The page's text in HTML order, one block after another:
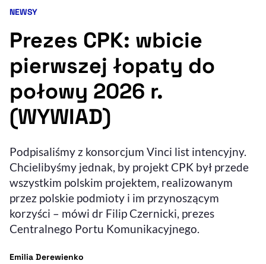
Ułatwienia dostępności wspierają:
Sprawdź, jak i dlaczego zwiększamy dostępność , otwiera się w nowym
Deklaracja dostępności, otwiera się w nowym oknie
Zgłoś problem
Kategoria artykułu:
NEWSY
Prezes CPK: wbicie
pierwszej łopaty do
połowy 2026 r.
(WYWIAD)
Podpisaliśmy z konsorcjum Vinci list intencyjny.
Chcielibyśmy jednak, by projekt CPK był przede
wszystkim polskim projektem, realizowanym
przez polskie podmioty i im przynoszącym
korzyści – mówi dr Filip Czernicki, prezes
Centralnego Portu Komunikacyjnego.
Emilia Derewienko